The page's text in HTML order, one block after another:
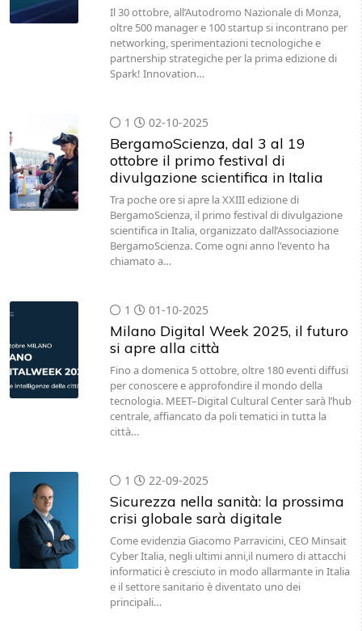
Il 30 ottobre, all’Autodromo Nazionale di Monza,
oltre 500 manager e 100 startup si incontrano per
networking, sperimentazioni tecnologiche e
partnership strategiche per la prima edizione di
Spark! Innovation…
1 02-10-2025
BergamoScienza, dal 3 al 19
ottobre il primo festival di
divulgazione scientifica in Italia
Tra poche ore si apre la XXIII edizione di
BergamoScienza, il primo festival di divulgazione
scientifica in Italia, organizzato dall’Associazione
BergamoScienza. Come ogni anno l'evento ha
chiamato a…
1 01-10-2025
Milano Digital Week 2025, il futuro
si apre alla città
Fino a domenica 5 ottobre, oltre 180 eventi diffusi
per conoscere e approfondire il mondo della
tecnologia. MEET–Digital Cultural Center sarà l’hub
centrale, affiancato da poli tematici in tutta la
città…
1 22-09-2025
Sicurezza nella sanità: la prossima
crisi globale sarà digitale
Come evidenzia Giacomo Parravicini, CEO Minsait
Cyber Italia, negli ultimi anni,il numero di attacchi
informatici è cresciuto in modo allarmante in Italia
e il settore sanitario è diventato uno dei
principali…